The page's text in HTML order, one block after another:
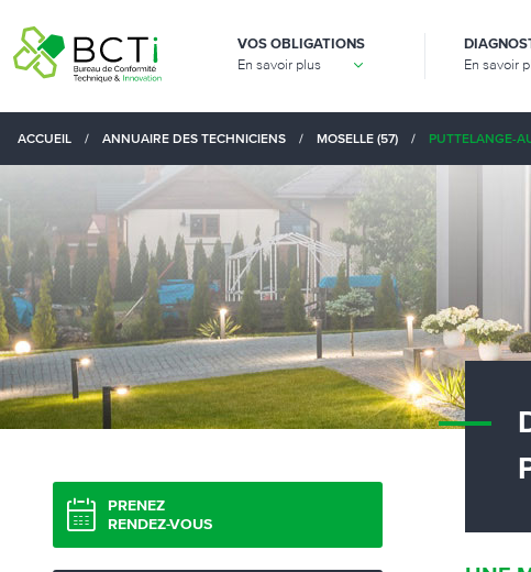
VOS OBLIGATIONS
En savoir plus En savoir
ACCUEIL / ANNUAIRE DES TECHNICIENS / MOSELLE (57) / PUTTELANGE-
PRENEZ
RENDEZ-VOUS